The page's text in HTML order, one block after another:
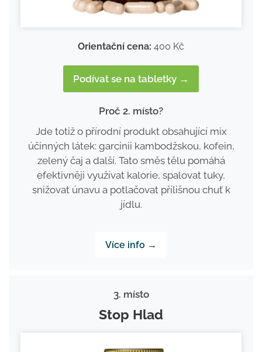
Orientační cena: 400 Kč
Podívat se na tabletky →
Proč 2. místo?
Jde totiž o přírodní produkt obsahující mix
účinných látek: garcinii kambodžskou, kofein,
zelený čaj a další. Tato směs tělu pomáhá
efektivněji využívat kalorie, spalovat tuky,
snižovat únavu a potlačovat přílišnou chuť k
jídlu.
Více info →
3. místo
Stop Hlad